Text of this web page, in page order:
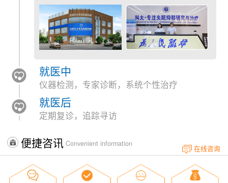
就医中
仪器检测，专家诊断，系统个性治疗
就医后
定期复诊，追踪寻访
便捷咨讯 Convenient information
在线咨询